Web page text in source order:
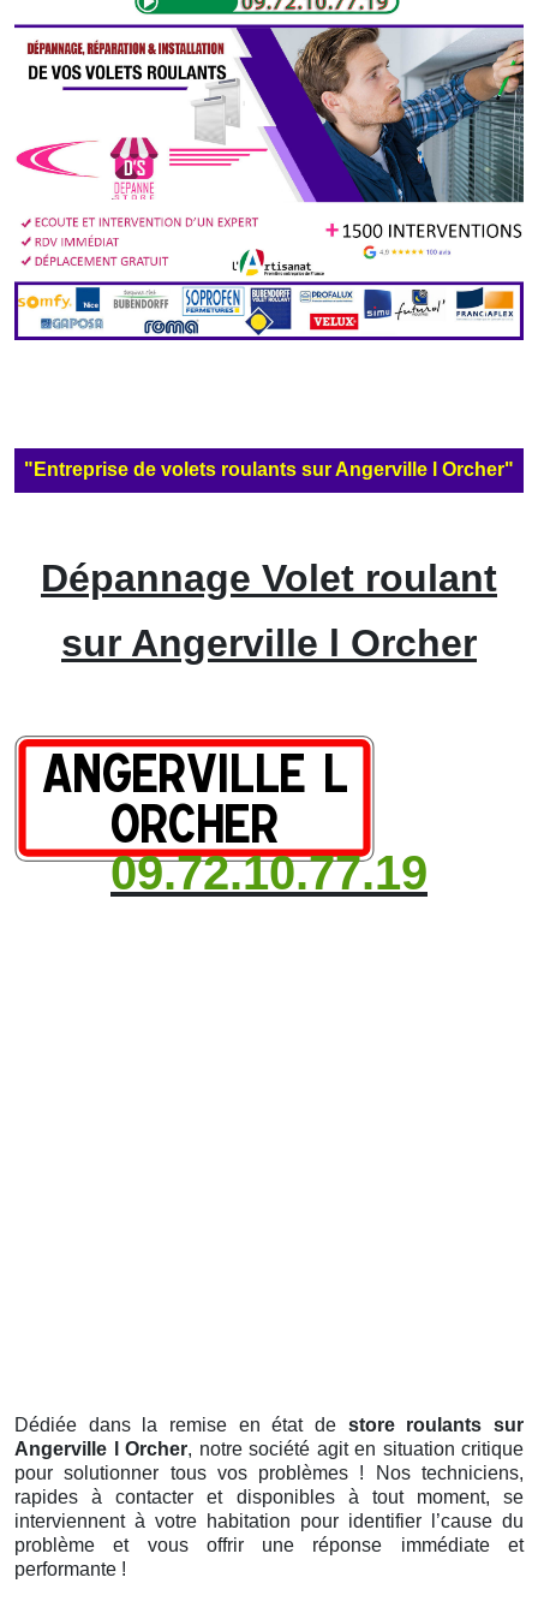
"Entreprise de volets roulants sur Angerville l Orcher"
Dépannage Volet roulant
sur Angerville l Orcher
09.72.10.77.19
Dédiée dans la remise en état de store roulants sur
Angerville l Orcher, notre société agit en situation critique
pour solutionner tous vos problèmes ! Nos techniciens,
rapides à contacter et disponibles à tout moment, se
interviennent à votre habitation pour identifier l’cause du
problème et vous offrir une réponse immédiate et
performante !